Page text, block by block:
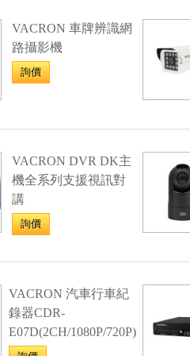
VACRON 車牌辨識網
路攝影機
詢價
VACRON DVR DK主
機全系列支援視訊對
講
詢價
VACRON 汽車行車紀
錄器CDR-
E07D(2CH/1080P/720P)